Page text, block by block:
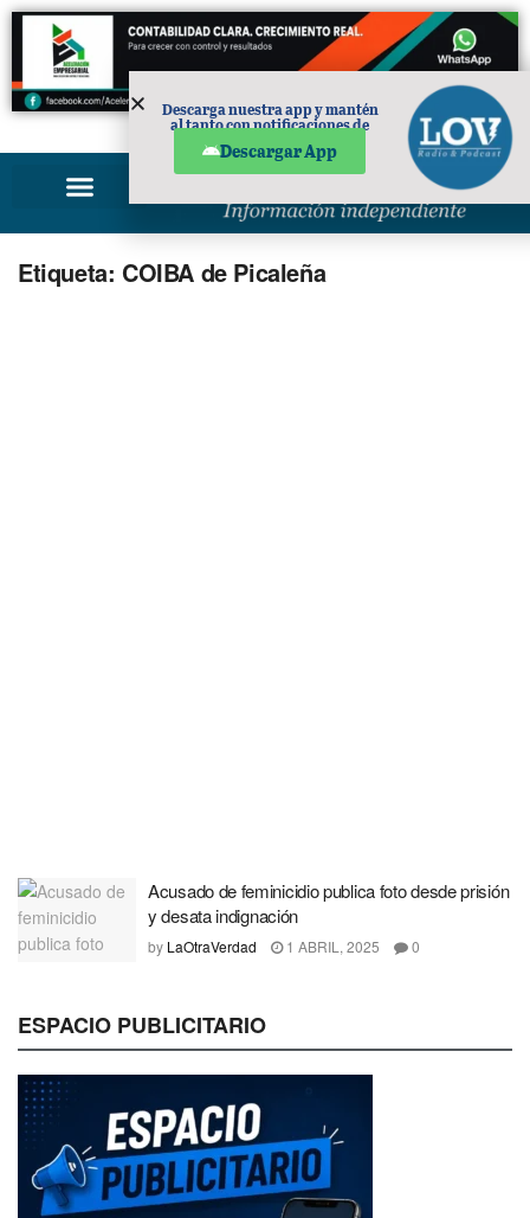
PUBLICIDAD
Etiqueta: COIBA de Picaleña
Acusado de feminicidio publica foto desde prisión
y desata indignación
by LaOtraVerdad 1 ABRIL, 2025 0
ESPACIO PUBLICITARIO
Descarga nuestra app y mantén
al tanto con notificaciones de
Descargar App